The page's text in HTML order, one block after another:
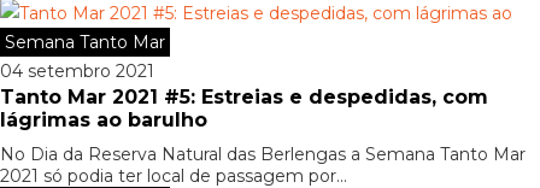
Semana Tanto Mar
04 setembro 2021
Tanto Mar 2021 #5: Estreias e despedidas, com
lágrimas ao barulho
No Dia da Reserva Natural das Berlengas a Semana Tanto Mar
2021 só podia ter local de passagem por...